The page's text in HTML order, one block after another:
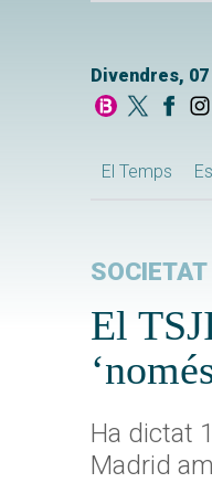
Divendres,
El Temps
SOCIETAT
El
Ha dictat
Madrid